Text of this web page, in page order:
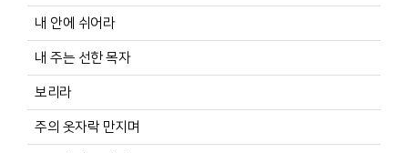
내 안에 쉬어라
내 주는 선한 목자
보리라
주의 옷자락 만지며